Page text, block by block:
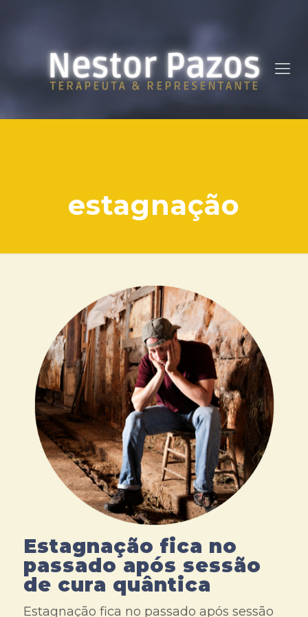
estagnação
Estagnação fica no
passado após sessão
de cura quântica
Estagnação fica no passado após sessão